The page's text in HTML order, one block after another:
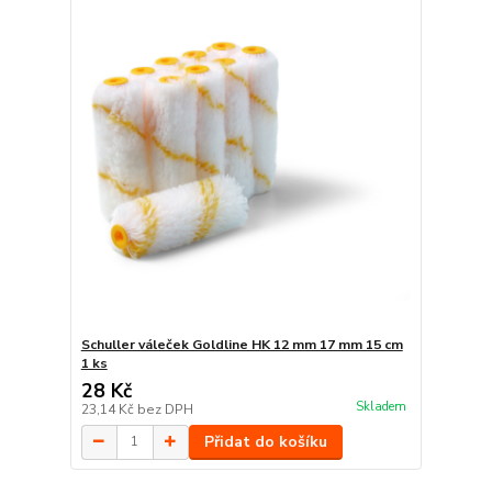
Schuller váleček Goldline HK 12 mm 17 mm 15 cm
1 ks
28 Kč
23,14 Kč bez DPH Skladem
Přidat do košíku